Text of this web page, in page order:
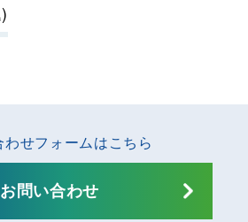
わせフォームはこちら
お問い合わせ